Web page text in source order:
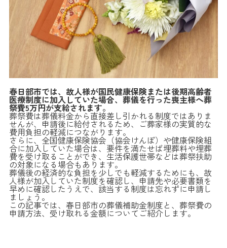
春日部市では、故人様が国民健康保険または後期高齢者
医療制度に加入していた場合、葬儀を行った喪主様へ葬
祭費5万円が支給されます。
葬祭費は葬儀料金から直接差し引かれる制度ではありま
せんが、申請後に給付されるため、ご葬家様の実質的な
費用負担の軽減につながります。
さらに、全国健康保険協会（協会けんぽ）や健康保険組
合に加入していた場合は、要件を満たせば埋葬料や埋葬
費を受け取ることができ、生活保護世帯などは葬祭扶助
の対象になる場合もあります。
葬儀後の経済的な負担を少しでも軽減するためにも、故
人様が加入していた制度を確認し、申請先や必要書類を
早めに確認したうえで、該当する制度は忘れずに申請し
ましょう。
この記事では、春日部市の葬儀補助金制度と、葬祭費の
申請方法、受け取れる金額についてご紹介します。